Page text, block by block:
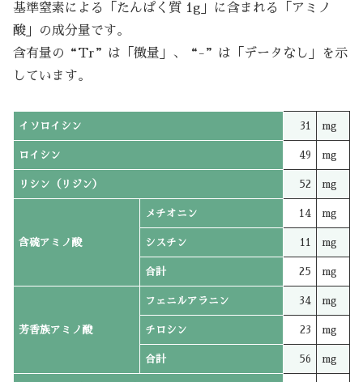
基準窒素による「たんぱく質 1g」に含まれる「アミノ
酸」の成分量です。
含有量の“Tr”は「微量」、“-”は「データなし」を示
しています。
イソロイシン 31 mg
ロイシン 49 mg
リシン（リジン） 52 mg
含硫アミノ酸
メチオニン 14 mg
シスチン 11 mg
合計 25 mg
芳香族アミノ酸
フェニルアラニン 34 mg
チロシン 23 mg
合計 56 mg